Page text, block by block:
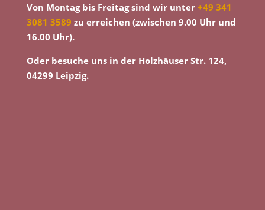
Von Montag bis Freitag sind wir unter +49 341
3081 3589 zu erreichen (zwischen 9.00 Uhr und
16.00 Uhr).
Oder besuche uns in der Holzhäuser Str. 124,
04299 Leipzig.